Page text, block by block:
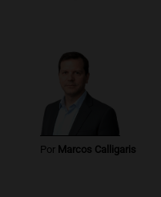
Por Marcos Calligaris